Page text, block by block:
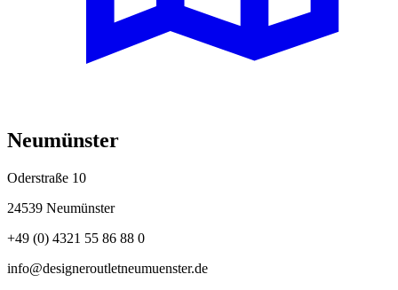
Neumünster
Oderstraße 10
24539 Neumünster
+49 (0) 4321 55 86 88 0
info@designeroutletneumuenster.de